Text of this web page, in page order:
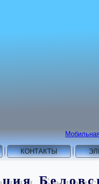
КОНТАКТЫ